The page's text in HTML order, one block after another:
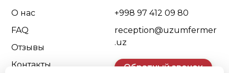
О нас
FAQ
Отзывы
Контакты
+998 97 412 09 80
reception@uzumfermer
.uz
Обратный звонок